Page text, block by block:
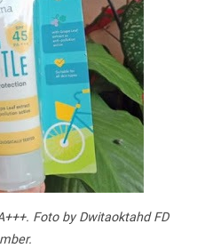
Foto by Dwitaoktahd FD